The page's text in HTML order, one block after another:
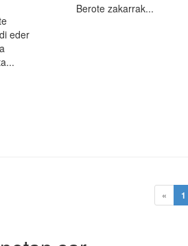
eder
Berote zakarrak...
« 1